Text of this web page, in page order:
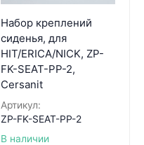
Набор креплений
сиденья, для
HIT/ERICA/NICK, ZP-
FK-SEAT-PP-2,
Cersanit
Артикул:
ZP-FK-SEAT-PP-2
В наличии